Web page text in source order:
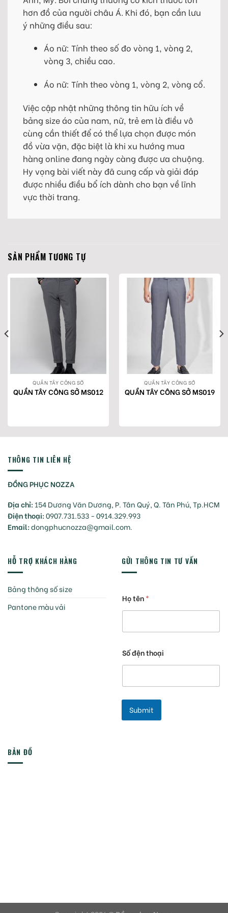
hơn đồ của người châu Á. Khi đó, bạn cần lưu
ý những điều sau:
Áo nữ: Tính theo số đo vòng 1, vòng 2,
vòng 3, chiều cao.
Áo nữ: Tính theo vòng 1, vòng 2, vòng cổ.
Việc cập nhật những thông tin hữu ích về
bảng size áo của nam, nữ, trẻ em là điều vô
cùng cần thiết để có thể lựa chọn được món
đồ vừa vặn, đặc biệt là khi xu hướng mua
hàng online đang ngày càng được ưa chuộng.
Hy vọng bài viết này đã cung cấp và giải đáp
được nhiều điều bổ ích dành cho bạn về lĩnh
vực thời trang.
SẢN PHẨM TƯƠNG TỰ
QUẦN TÂY CÔNG SỞ
QUẦN TÂY CÔNG SỞ MS012
QUẦN TÂY CÔNG SỞ
QUẦN TÂY CÔNG SỞ MS019
THÔNG TIN LIÊN HỆ
ĐỒNG PHỤC NOZZA
Địa chỉ: 154 Dương Văn Dương, P. Tân Quý, Q. Tân Phú, Tp.HCM
Điện thoại:0907.731.533 - 0914.329.993
Email:dongphucnozza@gmail.com.
HỖ TRỢ KHÁCH HÀNG
Bảng thông số size
Pantone màu vải
GỬI THÔNG TIN TƯ VẤN
Họ tên*
Số đện thoại
Submit
BẢN ĐỒ